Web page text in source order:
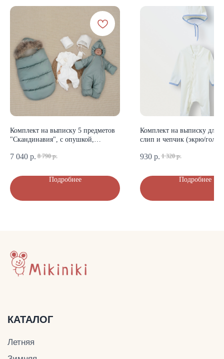
Комплект на выписку 5 предметов
"Скандинавия", с опушкой,
7 040 р. 8 790 р.
Подробнее
Комплект на выписку для
слип и чепчик (экрю/
930 р. 1 320 р.
Подробнее
Летняя
Зимняя
Демисезонная
Готовые подборки
Комплекты на выписку
Комбинезоны
+7 (903) 200-10-04
mikiniki-shop@yandex.ru
КОНТАКТЫ
ДОКУМЕНТЫ